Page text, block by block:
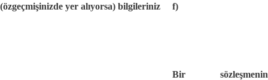
(özgeçmişinizde yer alıyorsa) bilgileriniz
f)
Bir sözleşmenin